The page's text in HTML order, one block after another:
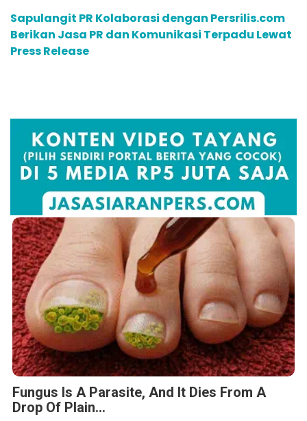
Sapulangit PR Kolaborasi dengan Persrilis.com
Berikan Jasa PR dan Komunikasi Terpadu Lewat
Press Release
Fungus Is A Parasite, And It Dies From A
Drop Of Plain...